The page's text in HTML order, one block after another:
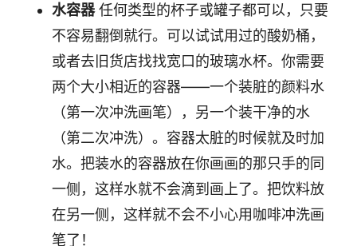
水容器任何类型的杯子或罐子都可以，只要
不容易翻倒就行。可以试试用过的酸奶桶，
或者去旧货店找找宽口的玻璃水杯。你需要
两个大小相近的容器——一个装脏的颜料水
（第一次冲洗画笔），另一个装干净的水
（第二次冲洗）。容器太脏的时候就及时加
水。把装水的容器放在你画画的那只手的同
一侧，这样水就不会滴到画上了。把饮料放
在另一侧，这样就不会不小心用咖啡冲洗画
笔了！